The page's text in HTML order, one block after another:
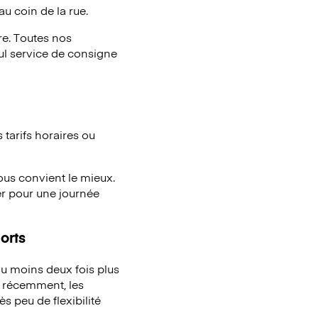
coin de la rue.
Toutes nos
service de consigne
horaires ou
convient le mieux.
pour une journée
moins deux fois plus
les
peu de flexibilité